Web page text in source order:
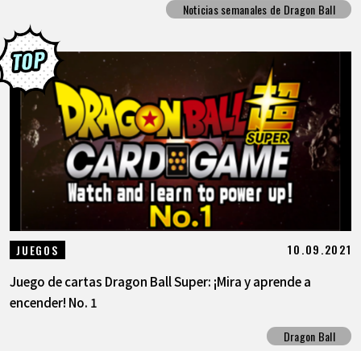
Noticias semanales de Dragon Ball
JUEGOS 10.09.2021
Juego de cartas Dragon Ball Super: ¡Mira y aprende a
encender! No. 1
Dragon Ball